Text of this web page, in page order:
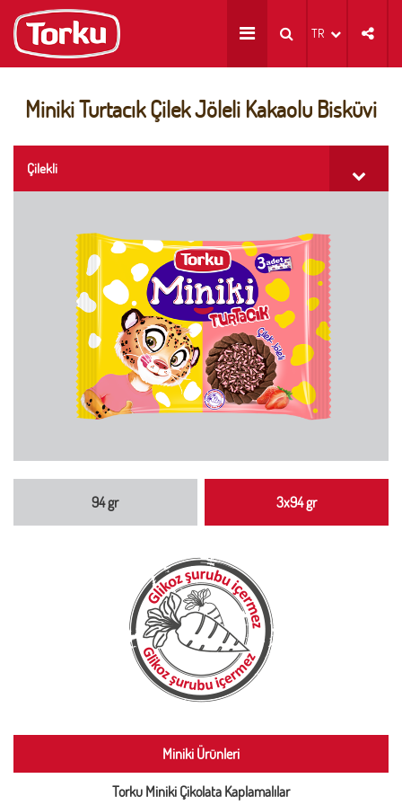
TR
Miniki Turtacık Çilek Jöleli Kakaolu Bisküvi
Çilekli
94 gr 3x94 gr
Miniki Ürünleri
Torku Miniki Çikolata Kaplamalılar